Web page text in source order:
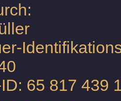
65 817 439